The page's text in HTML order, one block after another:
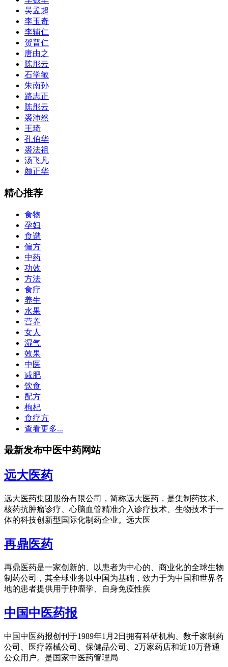
吴孟超
李玉奇
李辅仁
贺普仁
唐由之
陈彤云
石学敏
朱南孙
路志正
陈彤云
裘沛然
王琦
孔伯华
裘法祖
汤飞凡
颜正华
精心推荐
食物
孕妇
食谱
偏方
中药
功效
方法
食疗
养生
水果
营养
女人
湿气
效果
中医
减肥
饮食
配方
枸杞
食疗方
查看更多...
最新发布中医中药网站
远大医药
远大医药集团股份有限公司，简称远大医药，是集制药技术、
核药抗肿瘤诊疗、心脑血管精准介入诊疗技术、生物技术于一
体的科技创新型国际化制药企业。远大医
再鼎医药
再鼎医药是一家创新的、以患者为中心的、商业化的全球生物
制药公司，其全球业务以中国为基础，致力于为中国和世界各
地的患者提供用于肿瘤学、自身免疫性疾
中国中医药报
中国中医药报创刊于1989年1月2日拥有科研机构、数千家制药
公司、医疗器械公司、保健品公司、2万家药店和近10万普通
公众用户。是国家中医药管理局